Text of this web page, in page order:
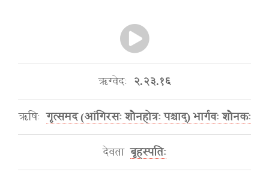
ऋग्वेदः २.२३.१६
ऋषिः गृत्समद (आंगिरसः शौनहोत्रः पश्चाद्) भार्गवः शौनकः
देवता बृहस्पतिः